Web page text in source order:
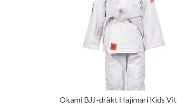
Okami BJJ-dräkt Hajimari Kids Vit